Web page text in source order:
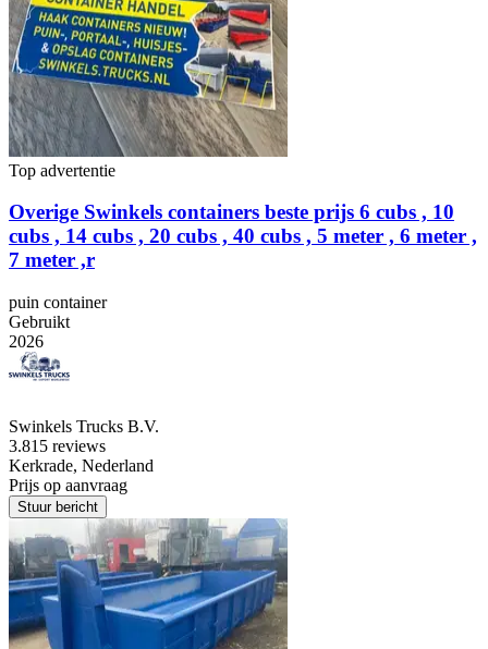
Top advertentie
Overige Swinkels containers beste prijs 6 cubs , 10
cubs , 14 cubs , 20 cubs , 40 cubs , 5 meter , 6 meter ,
7 meter ,r
puin container
Gebruikt
2026
Swinkels Trucks B.V.
3.815 reviews
Kerkrade, Nederland
Prijs op aanvraag
Stuur bericht